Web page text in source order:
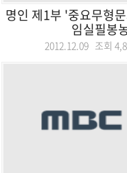
명인 제1부 '중요무형
임실필봉
2012.12.09 조회